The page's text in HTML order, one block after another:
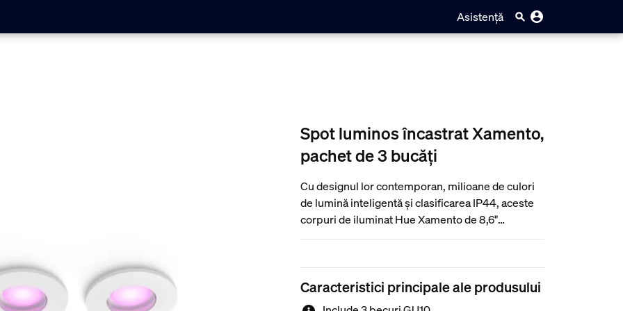
Asistență
Spot luminos încastrat Xamento,
pachet de 3 bucăți
Cu designul lor contemporan, milioane de culori
de lumină inteligentă și clasificarea IP44, aceste
corpuri de iluminat Hue Xamento de 8,6"
încastrate, orientate în jos, albe, se integrează în
rutina zilnică sau diminuați intensitatea pentru a
vă ajuta să vă relaxați.
Caracteristici principale ale produsului